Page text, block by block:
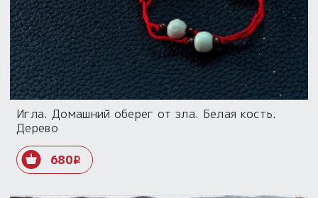
Игла. Домашний оберег от зла. Белая кость.
Дерево
680i